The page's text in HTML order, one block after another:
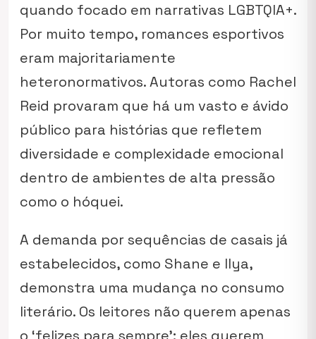
quando focado em narrativas LGBTQIA+.
Por muito tempo, romances esportivos
eram majoritariamente
heteronormativos. Autoras como Rachel
Reid provaram que há um vasto e ávido
público para histórias que refletem
diversidade e complexidade emocional
dentro de ambientes de alta pressão
como o hóquei.
A demanda por sequências de casais já
estabelecidos, como Shane e Ilya,
demonstra uma mudança no consumo
literário. Os leitores não querem apenas